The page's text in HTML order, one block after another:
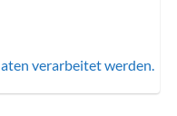
verarbeitet werden.